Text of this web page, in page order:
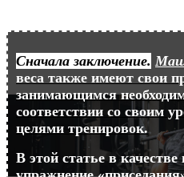
Сначала заключение.
веса также имеют свои
занимающимся
соответствии со своим
целями тренировок.
В этой статье в